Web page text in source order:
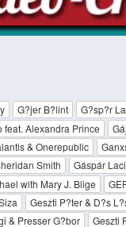
G?jer B?lint G?sp?r
feat. Alexandra Prince
& Onerepublic
Smith Gáspár Laci
with Mary J. Blige
Geszti P?ter & D?s
& Presser G?bor Geszti